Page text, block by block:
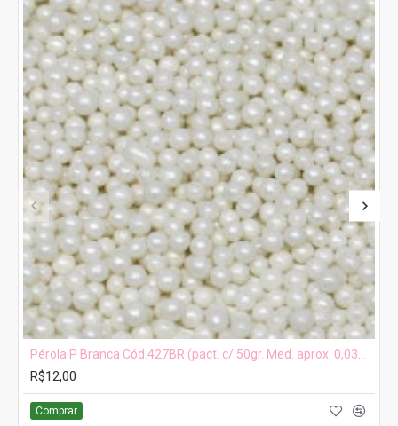
R$12,00
Comprar